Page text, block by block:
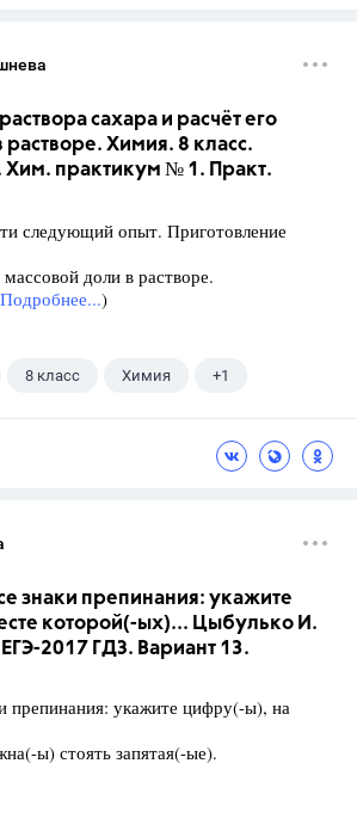
сахара и расчёт его
растворе. Химия. 8 класс.
Хим. практикум № 1. Практ.
следующий опыт. Приготовление
доли в растворе.
Подробнее...)
8 класс Химия +1
знаки препинания: укажите
которой(-ых)... Цыбулько И.
2017 ГДЗ. Вариант 13.
препинания: укажите цифру(-ы), на
ы) стоять запятая(-ые).